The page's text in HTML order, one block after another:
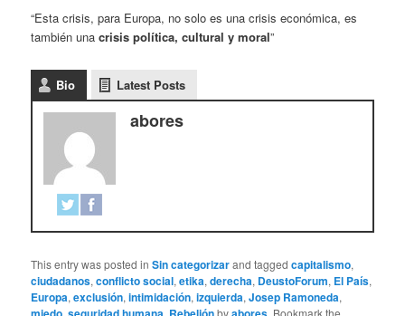
“Esta crisis, para Europa, no solo es una crisis económica, es
también unacrisis política, cultural y moral”
Bio Latest Posts
abores
This entry was posted inSin categorizarand taggedcapitalismo,
ciudadanos,conflicto social,etika,derecha, DeustoForum, El País,
Europa,exclusión,intimidación,izquierda,Josep Ramoneda,
, , by . Bookmark the